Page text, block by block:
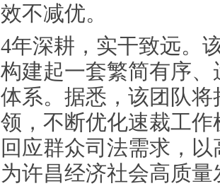
效不减优。
4年深耕，实干致远。
构建起一套繁简有序
体系。据悉，该团队将
领，不断优化速裁工
回应群众司法需求，
为许昌经济社会高质